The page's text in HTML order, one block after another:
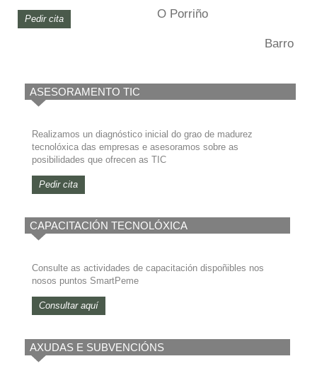
Pedir cita O Porriño
Barro
ASESORAMENTO TIC
Realizamos un diagnóstico inicial do grao de madurez
tecnolóxica das empresas e asesoramos sobre as
posibilidades que ofrecen as TIC
Pedir cita
CAPACITACIÓN TECNOLÓXICA
Consulte as actividades de capacitación dispoñibles nos
nosos puntos SmartPeme
Consultar aquí
AXUDAS E SUBVENCIÓNS